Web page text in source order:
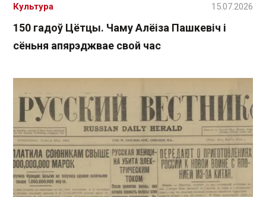
150 гадоў Цётцы. Чаму Алёіза Пашкевіч і
сёньня апярэджвае свой час
Культура 15.07.2026